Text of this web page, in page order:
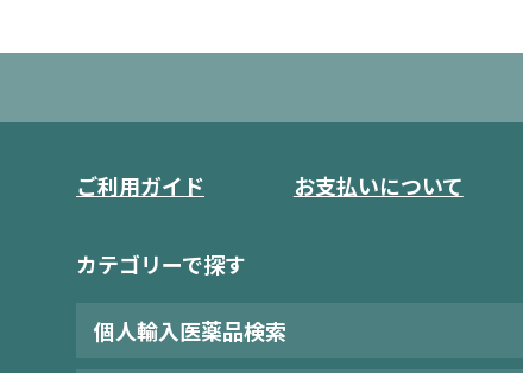
ご利用ガイド お支払いについて
カテゴリーで探す
個人輸入医薬品検索